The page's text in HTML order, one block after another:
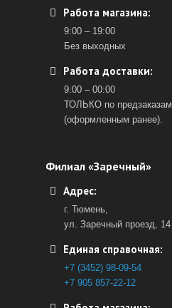
Работа магазина:
9:00 – 19:00
Без выходных
Работа доставки:
9:00 – 00:00
ТОЛЬКО по предзаказам
(оформленным ранее).
Филиал «Заречный»
Адрес:
г. Тюмень,
ул. Заречный проезд, 14
Единая справочная:
+7 (3452) 98-09-54
+7 905 857-22-12